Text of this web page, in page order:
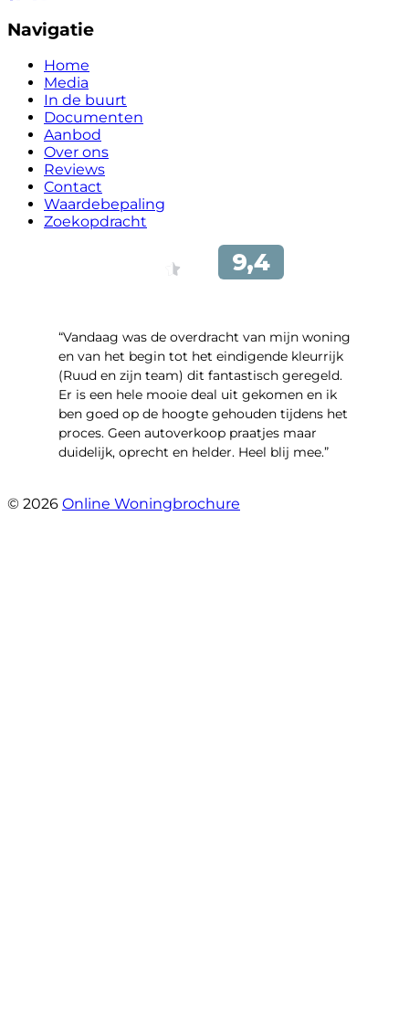
Navigatie
Home
Media
In de buurt
Documenten
Aanbod
Over ons
Reviews
Contact
Waardebepaling
Zoekopdracht
“Vandaag was de overdracht van mijn woning
en van het begin tot het eindigende kleurrijk
(Ruud en zijn team) dit fantastisch geregeld.
Er is een hele mooie deal uit gekomen en ik
ben goed op de hoogte gehouden tijdens het
proces. Geen autoverkoop praatjes maar
duidelijk, oprecht en helder. Heel blij mee.”
© 2026 Online Woningbrochure